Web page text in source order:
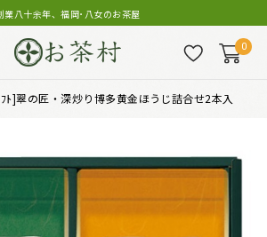
業八十余年、福岡･八女のお茶屋
0
ﾄ]翠の匠・深炒り博多黄金ほうじ詰合せ2本入